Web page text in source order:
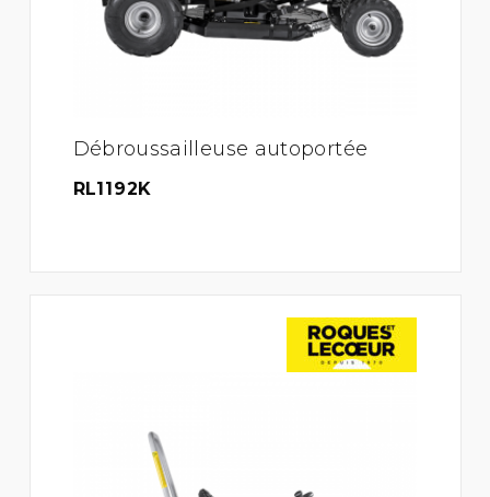
Débroussailleuse autoportée
RL1192K